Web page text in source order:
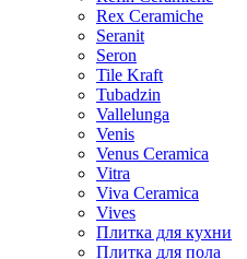
Rex Ceramiche
Seranit
Seron
Tile Kraft
Tubadzin
Vallelunga
Venis
Venus Ceramica
Vitra
Viva Ceramica
Vives
Плитка для кухни
Плитка для пола